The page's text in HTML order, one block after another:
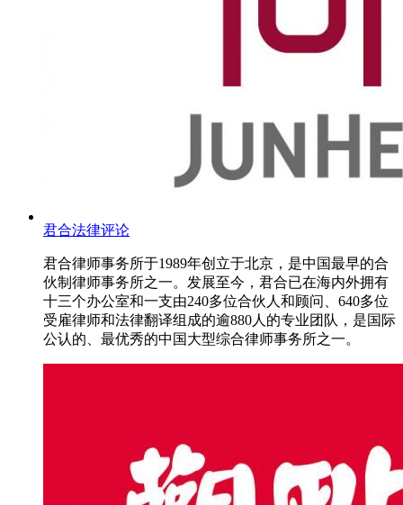
君合法律评论
君合律师事务所于1989年创立于北京，是中国最早的合
伙制律师事务所之一。发展至今，君合已在海内外拥有
十三个办公室和一支由240多位合伙人和顾问、640多位
受雇律师和法律翻译组成的逾880人的专业团队，是国际
公认的、最优秀的中国大型综合律师事务所之一。